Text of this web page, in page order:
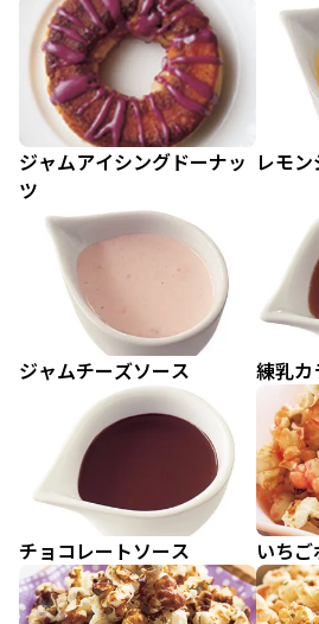
ジャムアイシングドーナッ
ツ
レモ
ジャムチーズソース 練乳カ
チョコレートソース いち